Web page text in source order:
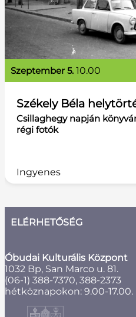
Székely Béla
Csillaghegy napján
régi fotók
szeptember 5. 10.00
Ingyenes
ELÉRHETŐSÉG
Óbudai Kulturális Központ
1032 Bp, San Marco u. 81.
(06-1) 388-7370, 388-2373
hétköznapokon: 9.00-17.00.